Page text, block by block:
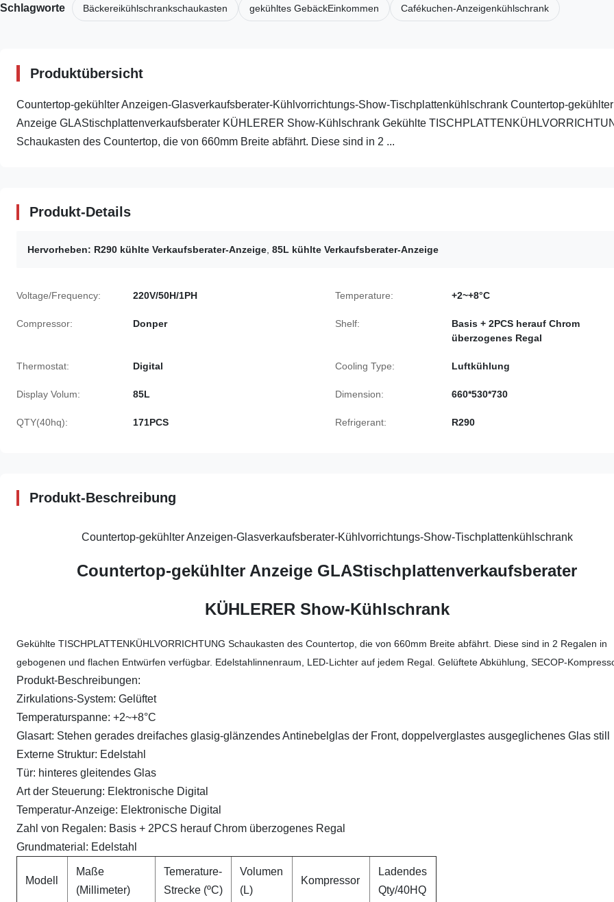
Schlagworte Bäckereikühlschrankschaukasten gekühltes GebäckEinkommen Cafékuchen-Anzeigenkühlschrank
Produktübersicht
Countertop-gekühlter Anzeigen-Glasverkaufsberater-Kühlvorrichtungs-Show-Tischplattenkühlschrank Countertop-gekühlter
Anzeige GLAStischplattenverkaufsberater KÜHLERER Show-Kühlschrank Gekühlte
Schaukasten des Countertop, die von 660mm Breite abfährt. Diese sind in 2 ...
Produkt-Details
Hervorheben: R290 kühlte Verkaufsberater-Anzeige 85L kühlte Verkaufsberater-Anzeige
Voltage/Frequency: 220V/50H/1PH Temperature: +2~+8°C
Compressor: Donper Shelf:
Basis + 2PCS herauf Chrom
überzogenes Regal
Thermostat: Digital Cooling Type: Luftkühlung
Display Volum: 85L Dimension: 660*530*730
QTY(40hq): 171PCS Refrigerant: R290
Produkt-Beschreibung
Countertop-gekühlter Anzeigen-Glasverkaufsberater-Kühlvorrichtungs-Show-Tischplattenkühlschrank
Countertop-gekühlter Anzeige GLAStischplattenverkaufsberater
KÜHLERER Show-Kühlschrank
Gekühlte TISCHPLATTENKÜHLVORRICHTUNG Schaukasten des Countertop, die von 660mm Breite abfährt. Diese sind in 2 Regalen in
gebogenen und flachen Entwürfen verfügbar. Edelstahlinnenraum, LED-Lichter auf jedem Regal. Gelüftete Abkühlung, SECOP-
Produkt-Beschreibungen:
Zirkulations-System: Gelüftet
Temperaturspanne: +2~+8°C
Glasart: Stehen gerades dreifaches glasig-glänzendes Antinebelglas der Front, doppelverglastes ausgeglichenes Glas still
Externe Struktur: Edelstahl
Tür: hinteres gleitendes Glas
Art der Steuerung: Elektronische Digital
Temperatur-Anzeige: Elektronische Digital
Zahl von Regalen: Basis + 2PCS herauf Chrom überzogenes Regal
Grundmaterial: Edelstahl
Modell
Maße
(Millimeter)
Temerature-
Strecke (ºC)
Volumen
(L)
Kompressor
Ladendes
Qty/40HQ